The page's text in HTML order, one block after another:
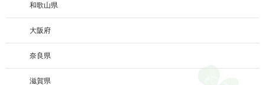
和歌山県
大阪府
奈良県
滋賀県